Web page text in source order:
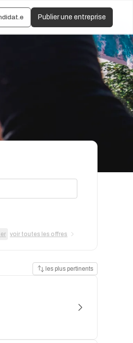
Publier une entreprise
voir toutes les offres
les plus pertinents